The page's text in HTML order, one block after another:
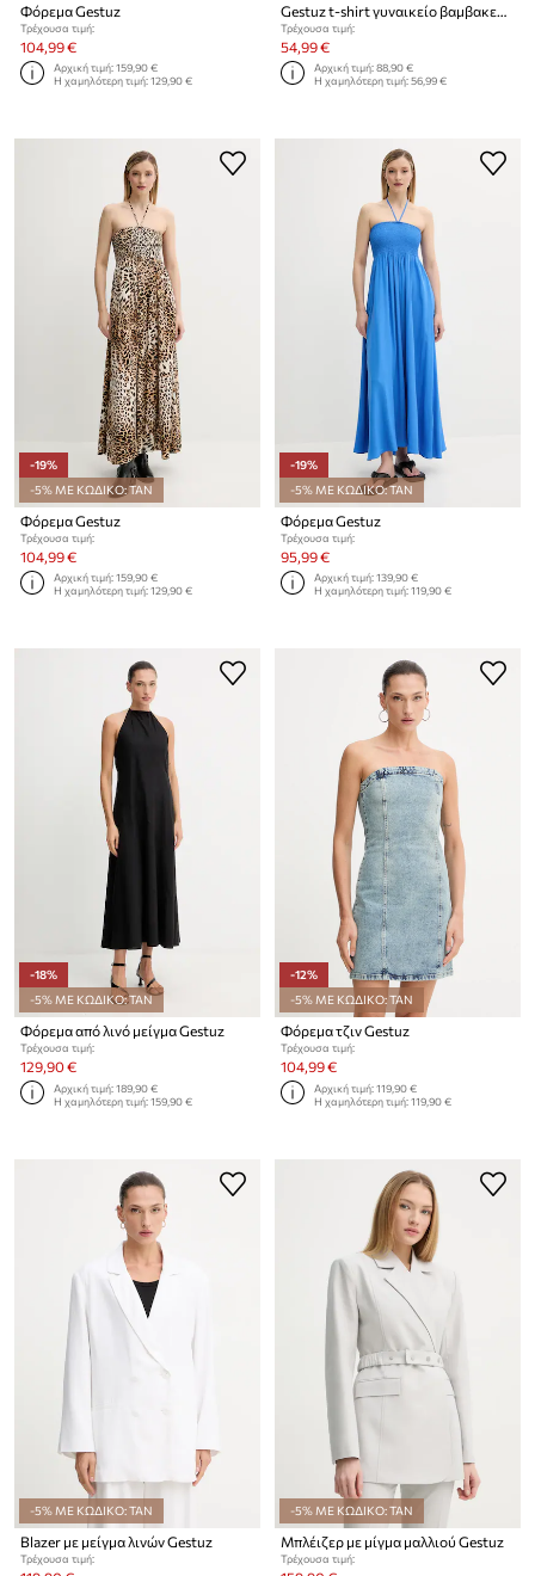
Φόρεμα Gestuz
Τρέχουσα τιμή:
104,99 €
Αρχική τιμή:159,90 €
Η χαμηλότερη τιμή:129,90 €
Τρέχουσα τιμή:
54,99 €
Αρχική τιμή:88,90 €
Η χαμηλότερη τιμή:56,99 €
-19%
-5% ΜΕ ΚΩΔΙΚΟ: TAN
Φόρεμα Gestuz
Τρέχουσα τιμή:
104,99 €
Αρχική τιμή:159,90 €
Η χαμηλότερη τιμή:129,90 €
-19%
-5% ΜΕ ΚΩΔΙΚΟ: TAN
Φόρεμα Gestuz
Τρέχουσα τιμή:
95,99 €
Αρχική τιμή:139,90 €
Η χαμηλότερη τιμή:119,90 €
-18%
-5% ΜΕ ΚΩΔΙΚΟ: TAN
Φόρεμα από λινό μείγμα Gestuz
Τρέχουσα τιμή:
129,90 €
Αρχική τιμή:189,90 €
Η χαμηλότερη τιμή:159,90 €
-12%
-5% ΜΕ ΚΩΔΙΚΟ: TAN
Φόρεμα τζιν Gestuz
Τρέχουσα τιμή:
104,99 €
Αρχική τιμή:119,90 €
Η χαμηλότερη τιμή:119,90 €
-5% ΜΕ ΚΩΔΙΚΟ: TAN
Blazer με μείγμα λινών Gestuz
Τρέχουσα τιμή:
-5% ΜΕ ΚΩΔΙΚΟ: TAN
Μπλέιζερ με μίγμα μαλλιού Gestuz
Τρέχουσα τιμή: